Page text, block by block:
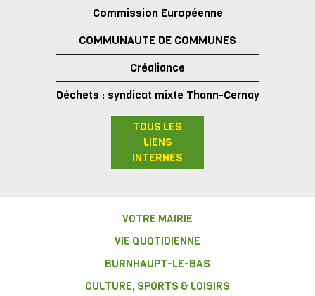
Commission Européenne
COMMUNAUTE DE COMMUNES
Créaliance
Déchets : syndicat mixte Thann-Cernay
TOUS LES
LIENS
INTERNES
VOTRE MAIRIE
VIE QUOTIDIENNE
BURNHAUPT-LE-BAS
CULTURE, SPORTS & LOISIRS